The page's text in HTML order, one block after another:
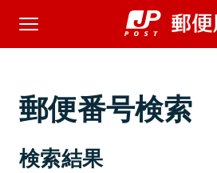
郵便番号検索
検索結果